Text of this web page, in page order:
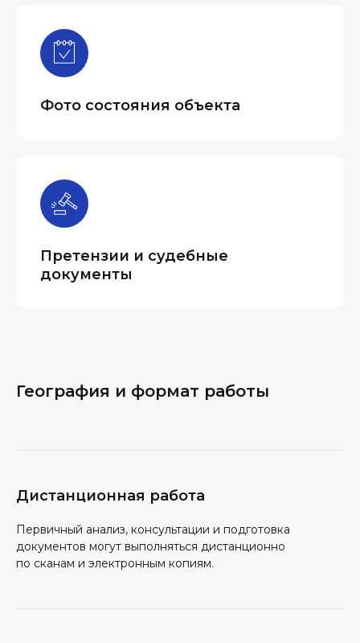
Фото состояния объекта
Претензии и судебные
документы
География и формат работы
Дистанционная работа
Первичный анализ, консультации и подготовка
документов могут выполняться дистанционно
по сканам и электронным копиям.